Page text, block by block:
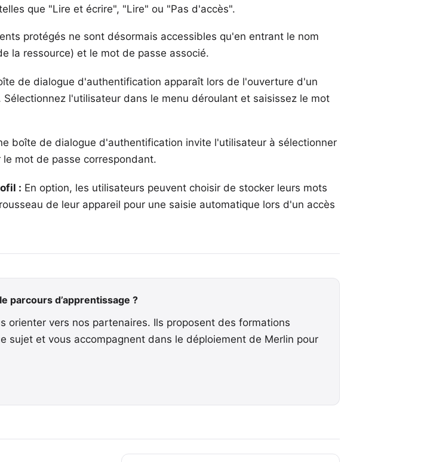
que "Lire et écrire", "Lire" ou "Pas d'accès".
protégés ne sont désormais accessibles qu'en entrant le nom
la ressource) et le mot de passe associé.
de dialogue d'authentification apparaît lors de l'ouverture d'un
Sélectionnez l'utilisateur dans le menu déroulant et saisissez le mot
boîte de dialogue d'authentification invite l'utilisateur à sélectionner
le mot de passe correspondant.
: En option, les utilisateurs peuvent choisir de stocker leurs mots
de leur appareil pour une saisie automatique lors d'un accès
parcours d’apprentissage ?
orienter vers nos partenaires. Ils proposent des formations
sujet et vous accompagnent dans le déploiement de Merlin pour